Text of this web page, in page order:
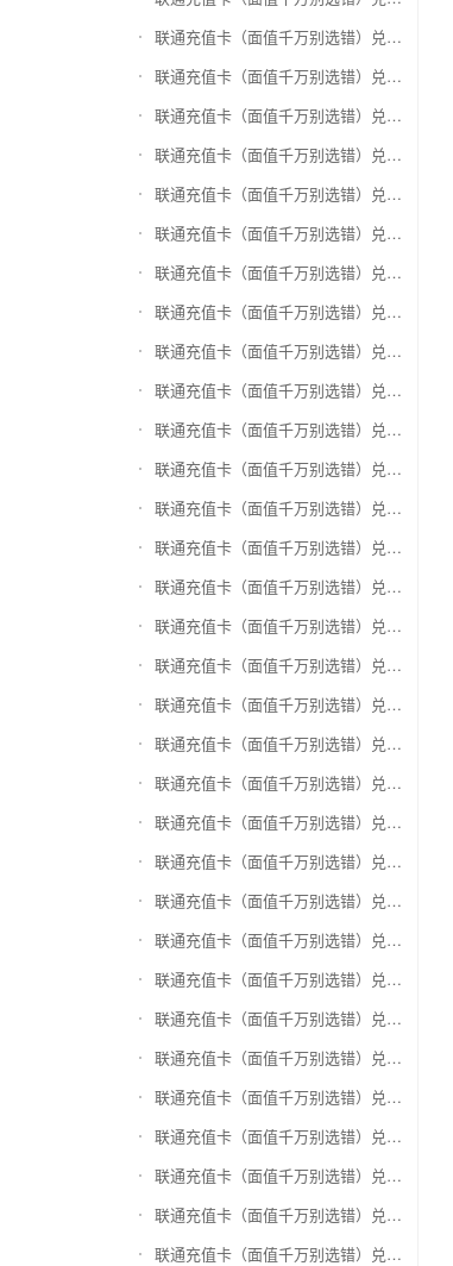
联通充值卡（面值千万别选错）兑换天宏一卡通（易冲天宏卡）
联通充值卡（面值千万别选错）兑换巨人一卡通(征途卡)
联通充值卡（面值千万别选错）兑换美团礼品卡
联通充值卡（面值千万别选错）兑换(百联卡)联华ok卡
联通充值卡（面值千万别选错）兑换资和信
联通充值卡（面值千万别选错）兑换沃尔玛购物卡
联通充值卡（面值千万别选错）兑换和信通
联通充值卡（面值千万别选错）兑换拉卡拉沃尔玛
联通充值卡（面值千万别选错）兑换携程任我游
联通充值卡（面值千万别选错）兑换中银通支付(银联购物卡)
联通充值卡（面值千万别选错）兑换瑞祥商联卡
联通充值卡（面值千万别选错）兑换家乐福超市卡
联通充值卡（面值千万别选错）兑换Q币卡
联通充值卡（面值千万别选错）兑换联通积分Q币
联通充值卡（面值千万别选错）兑换完美一卡通
联通充值卡（面值千万别选错）兑换久游一卡通
联通充值卡（面值千万别选错）兑换搜狐一卡通
联通充值卡（面值千万别选错）兑换中国区苹果充值卡
联通充值卡（面值千万别选错）兑换账号内Q币寄售（维护中）
联通充值卡（面值千万别选错）兑换唯品会礼品卡(唯品卡)
联通充值卡（面值千万别选错）兑换万商卡
联通充值卡（面值千万别选错）兑换飞银彩虹卡
联通充值卡（面值千万别选错）兑换天猫超市卡/享淘卡
联通充值卡（面值千万别选错）兑换万里通积分卡
联通充值卡（面值千万别选错）兑换壹钱包(壹卡会)
联通充值卡（面值千万别选错）兑换去哪儿礼品卡
联通充值卡（面值千万别选错）兑换阳光卡(阳光爱车)
联通充值卡（面值千万别选错）兑换华润万家购物卡
联通充值卡（面值千万别选错）兑换华润苏果卡(苏果超市卡)（维护 请暂停提交）
联通充值卡（面值千万别选错）兑换天虹购物卡
联通充值卡（面值千万别选错）兑换盒马生鲜礼品卡
联通充值卡（面值千万别选错）兑换屈臣氏